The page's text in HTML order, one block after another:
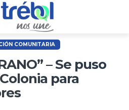
COMUNITARIA
– Se puso
para